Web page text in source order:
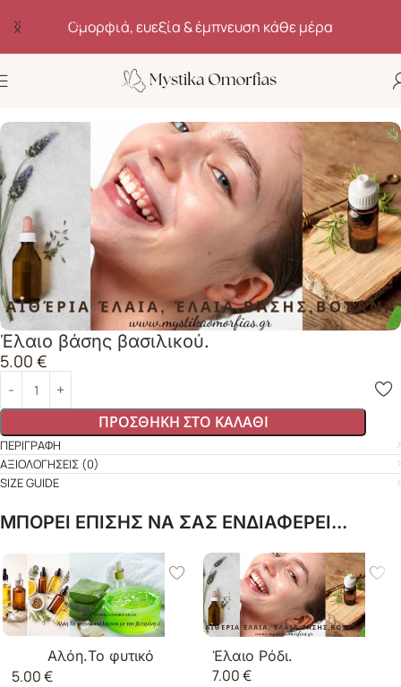
Skip to navigation
Skip to main content
Ομορφιά, ευεξία & έμπνευση κάθε μέρα
Αρχική σελίδα Καλλυντικά Έλαια
Έλαιο βάσης βασιλικού.
5.00 €
ΠΡΟΣΘΉΚΗ ΣΤΟ ΚΑΛΆΘΙ
ΠΕΡΙΓΡΑΦΉ
ΑΞΙΟΛΟΓΉΣΕΙΣ (0)
SIZE GUIDE
ΜΠΟΡΕΙ ΕΠΙΣΗΣ ΝΑ ΣΑΣ ΕΝΔΙΑΦΕΡΕΙ...
Αλόη.Το φυτικό
κολλαγόνο με την
5.00€
Έλαιο Ρόδι.
7.00€